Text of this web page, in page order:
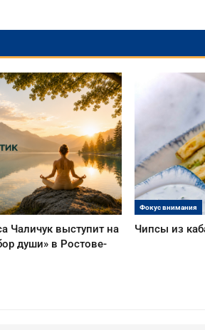
Чаличук выступит на
души» в Ростове-
Фокус внимания
Чипсы из